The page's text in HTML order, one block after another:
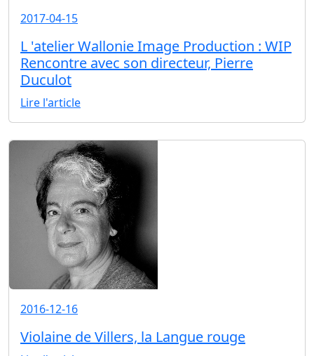
2017-04-15
L 'atelier Wallonie Image Production : WIP
Rencontre avec son directeur, Pierre
Duculot
Lire l'article
2016-12-16
Violaine de Villers, la Langue rouge